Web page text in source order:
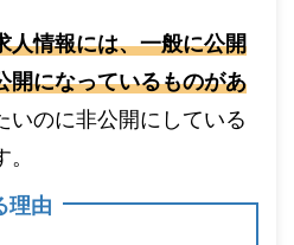
人情報には、一般に公開
開になっているものがあ
いのに非公開にしている
理由